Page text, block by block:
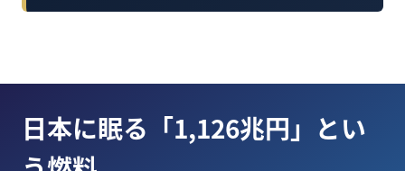
日本に眠る「1,126兆円」とい